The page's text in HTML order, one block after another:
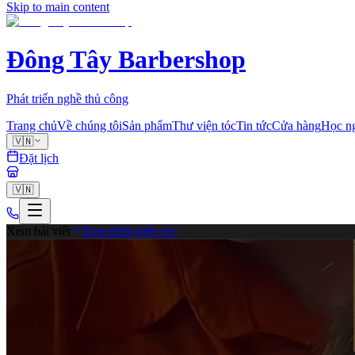
Skip to main content
Đông Tây Barbershop
Phát triển nghề thủ công
Trang chủVề chúng tôiSản phẩmThư viện tócTin tứcCửa hàngHọc
🇻🇳
Đặt lịch
🇻🇳
Xem bài viết
Xem thêm kiểu tóc
Cùng tạo mẫu tóc với chuyên gia